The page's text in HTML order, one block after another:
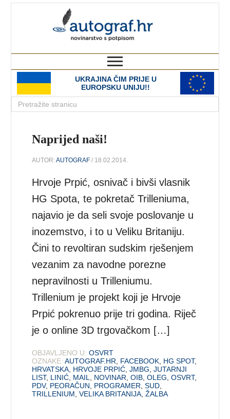
UKRAJINA ČIM PRIJE U
EUROPSKU UNIJU!!
Naprijed naši!
AUTOR:AUTOGRAF / 18.02.2014.
Hrvoje Prpić, osnivač i bivši vlasnik
HG Spota, te pokretač Trilleniuma,
najavio je da seli svoje poslovanje u
inozemstvo, i to u Veliku Britaniju.
Čini to revoltiran sudskim rješenjem
vezanim za navodne porezne
nepravilnosti u Trilleniumu.
Trillenium je projekt koji je Hrvoje
Prpić pokrenuo prije tri godina. Riječ
je o online 3D trgovačkom […]
OBJAVLJENO U: OSVRT
OZNAKE: AUTOGRAF.HR FACEBOOK HG SPOT,
HRVATSKA HRVOJE PRPIĆ ,JMBG ,JUTARNJI
LIST, LINIĆ MAIL NOVINAR ,OIB ,OLEG ,OSVRT,
PDV, PEORAČUN PROGRAMER ,SUD
TRILLENIUM ,VELIKA BRITANIJA ,ŽALBA